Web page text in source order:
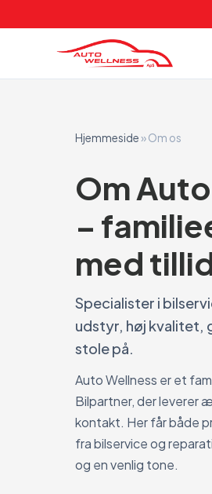
Hjemmeside»Om os
Om
–
med
Specialister i
udstyr, høj kvalitet,
stole på.
Auto Wellness er et
Bilpartner, der leverer
kontakt. Her får både
fra bilservice og
og en venlig tone.